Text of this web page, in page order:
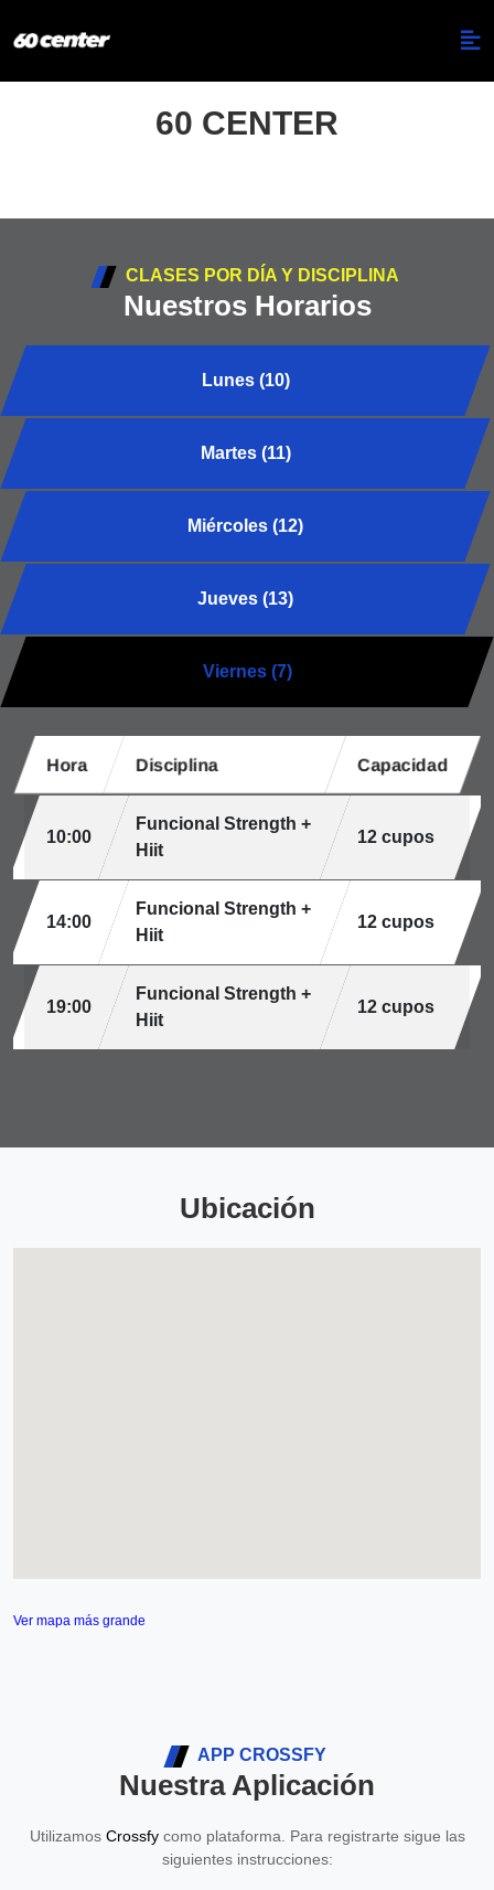
60 CENTER
CLASES POR DÍA Y DISCIPLINA
Nuestros Horarios
Lunes (10)
Martes (11)
Miércoles (12)
Jueves (13)
Viernes (7)
Hora Disciplina Capacidad
10:00
Funcional Strength +
Hiit
12 cupos
14:00
Funcional Strength +
Hiit
12 cupos
19:00
Funcional Strength +
Hiit
12 cupos
Ubicación
Ver mapa más grande
APP CROSSFY
Nuestra Aplicación
Utilizamos Crossfycomo plataforma. Para registrarte sigue las
siguientes instrucciones: